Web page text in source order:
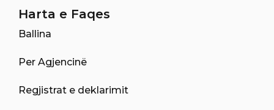
Harta e Faqes
Ballina
Per Agjencinë
Regjistrat e deklarimit